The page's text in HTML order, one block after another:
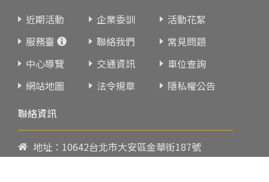
近期活動 企業委訓
活動花絮
服務臺
聯絡我們
常見問題
中心導覽
交通資訊
車位查詢
網站地圖
法令規章
隱私權公告
聯絡資訊
地址：10642台北市大安區金華街187號